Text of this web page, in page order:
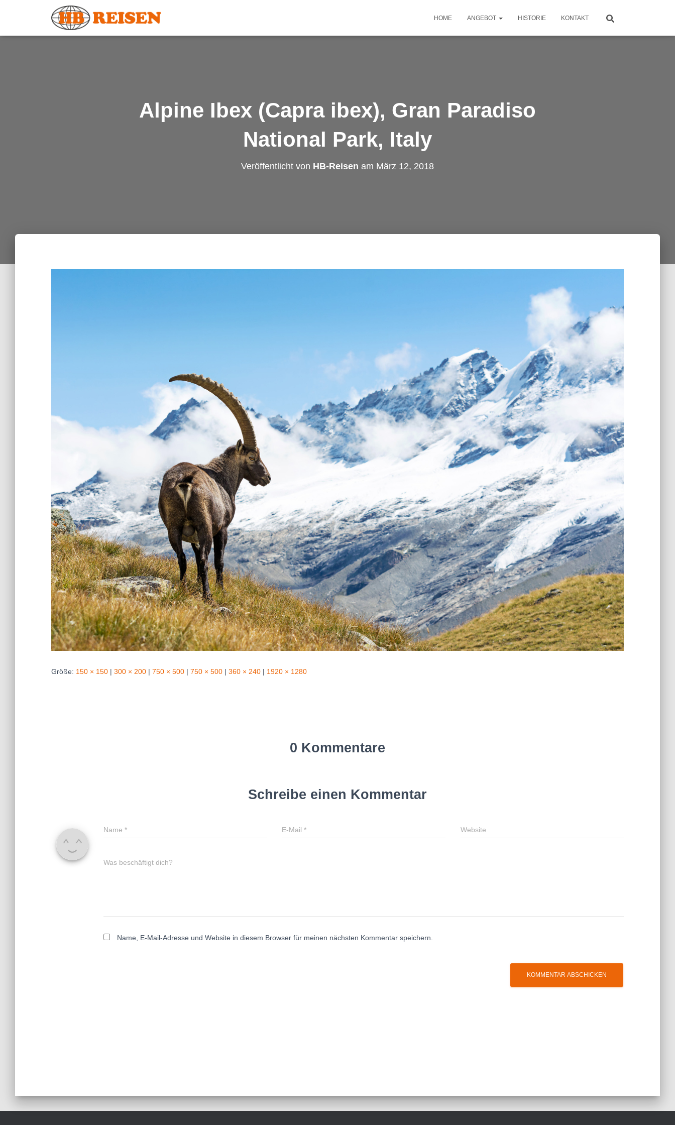
HOME ANGEBOT HISTORIE KONTAKT
Alpine Ibex (Capra ibex), Gran Paradiso
National Park, Italy
Veröffentlicht von HB-Reisen am März 12, 2018
Größe: 150 × 150 | 300 × 200 | 750 × 500 | 750 × 500 | 360 × 240 | 1920 × 1280
0 Kommentare
Schreibe einen Kommentar
Name * E-Mail* Website
Was beschäftigt dich?
Name, E-Mail-Adresse und Website in diesem Browser für meinen nächsten Kommentar speichern.